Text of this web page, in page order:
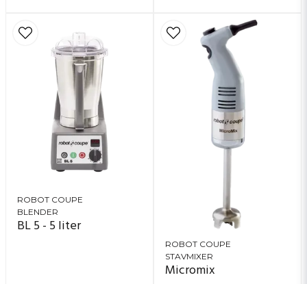
ROBOT COUPE
BLENDER
BL 5 - 5 liter
ROBOT COUPE
STAVMIXER
Micromix